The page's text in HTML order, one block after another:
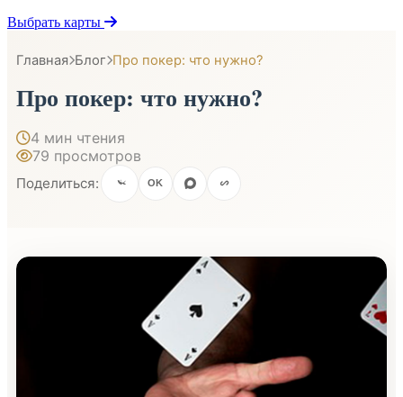
Выбрать карты
Главная Блог Про покер: что нужно?
Про покер: что нужно?
4 мин чтения
79 просмотров
Поделиться: OK